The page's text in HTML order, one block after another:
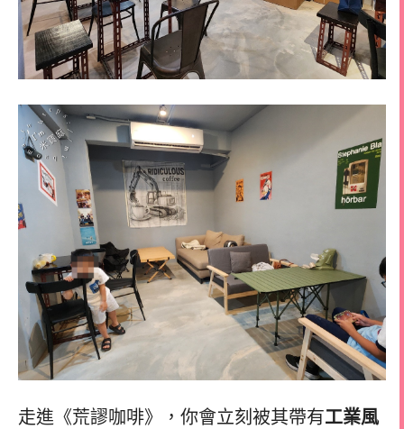
走進《荒謬咖啡》，你會立刻被其帶有工業風